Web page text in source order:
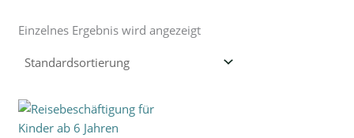
Einzelnes Ergebnis wird angezeigt